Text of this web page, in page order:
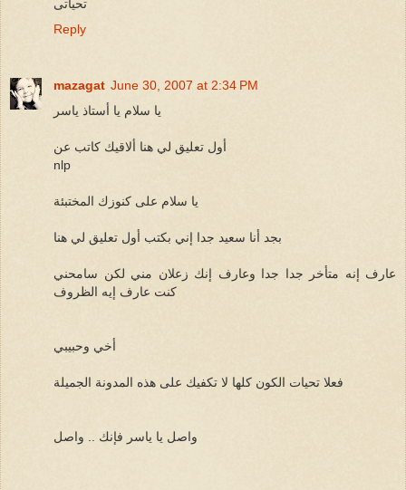
تحياتى
Reply
mazagat June 30, 2007 at 2:34 PM
يا سلام يا أستاذ ياسر
أول تعليق لي هنا ألاقيك كاتب عن
nlp
يا سلام على كنوزك المختبئة
بجد أنا سعيد جدا إني بكتب أول تعليق لي هنا
عارف إنه متأخر جدا جدا وعارف إنك زعلان مني لكن سامحني
كنت عارف إيه الظروف
أخي وحبيبي
فعلا تحيات الكون كلها لا تكفيك على هذه المدونة الجميلة
واصل يا ياسر فإنك .. واصل